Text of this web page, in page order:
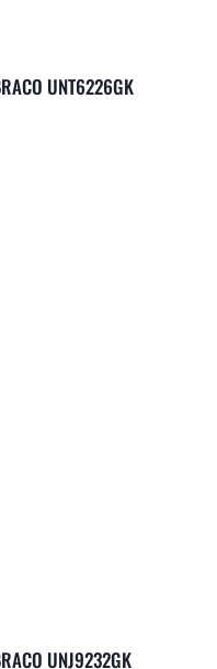
UNT6226GK
UNJ9232GK